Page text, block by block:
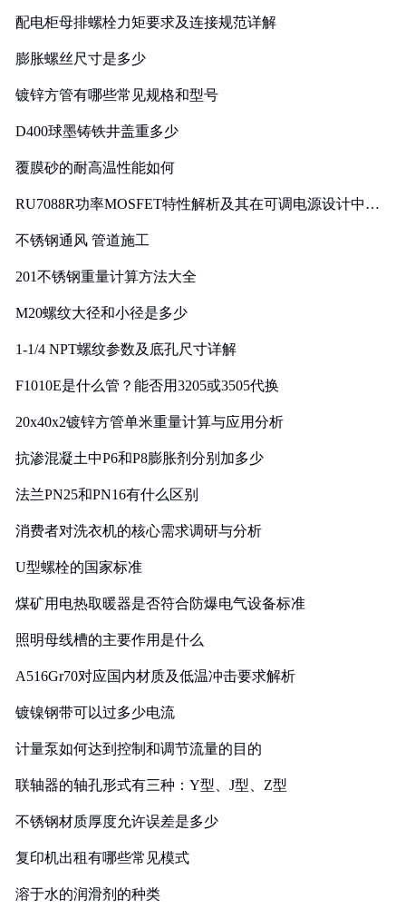
配电柜母排螺栓力矩要求及连接规范详解
膨胀螺丝尺寸是多少
镀锌方管有哪些常见规格和型号
D400球墨铸铁井盖重多少
覆膜砂的耐高温性能如何
RU7088R功率MOSFET特性解析及其在可调电源设计中的
不锈钢通风 管道施工
201不锈钢重量计算方法大全
M20螺纹大径和小径是多少
1-1/4 NPT螺纹参数及底孔尺寸详解
F1010E是什么管？能否用3205或3505代换
20x40x2镀锌方管单米重量计算与应用分析
抗渗混凝土中P6和P8膨胀剂分别加多少
法兰PN25和PN16有什么区别
消费者对洗衣机的核心需求调研与分析
U型螺栓的国家标准
煤矿用电热取暖器是否符合防爆电气设备标准
照明母线槽的主要作用是什么
A516Gr70对应国内材质及低温冲击要求解析
镀镍钢带可以过多少电流
计量泵如何达到控制和调节流量的目的
联轴器的轴孔形式有三种：Y型、J型、Z型
不锈钢材质厚度允许误差是多少
复印机出租有哪些常见模式
溶于水的润滑剂的种类